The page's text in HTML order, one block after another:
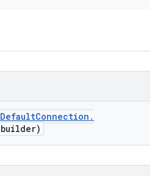
DefaultConnection .
builder)